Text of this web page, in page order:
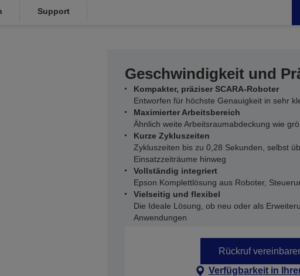
Support
Geschwindigkeit und
Kompakter, präziser SCARA-Roboter
Entworfen für höchste Genauigkeit in sehr
Maximierter Arbeitsbereich
Ähnlich weite Arbeitsraumabdeckung wie
Kurze Zykluszeiten
Zykluszeiten bis zu 0,28 Sekunden, selbst
Einsatzzeiträume hinweg
Vollständig integriert
Epson Komplettlösung aus Roboter,
Vielseitig und flexibel
Die Ideale Lösung, ob neu oder als
Anwendungen
Rückruf
Verfügbarkeit in